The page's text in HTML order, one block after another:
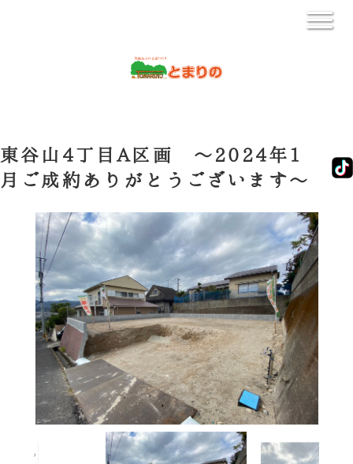
東谷山4丁目A区画 ～2024年1
月ご成約ありがとうございます～